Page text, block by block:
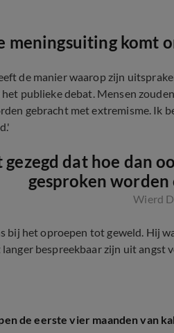
komt
de manier waarop zijn
publieke debat. Mensen
gebracht met extremisme. Ik
dat hoe dan
gesproken
Wierd
bij het oproepen tot geweld. Hij
bespreekbaar zijn uit angst
de eerste vier maanden van